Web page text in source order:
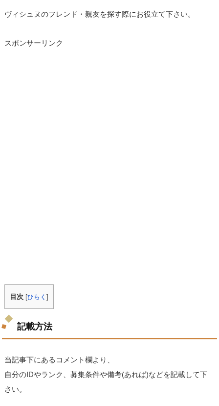
ヴィシュヌのフレンド・親友を探す際にお役立て下さい。
スポンサーリンク
目次 [ひらく]
記載方法
当記事下にあるコメント欄より、
自分のIDやランク、募集条件や備考(あれば)などを記載して下
さい。